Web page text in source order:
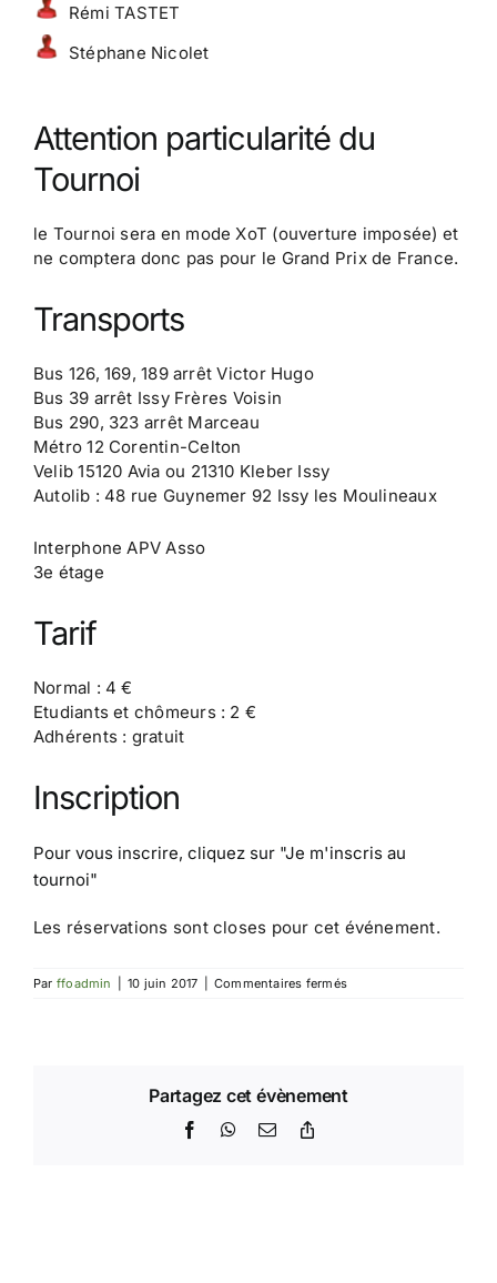
Rémi TASTET
Stéphane Nicolet
Attention particularité du
Tournoi
le Tournoi sera en mode XoT (ouverture imposée) et
ne comptera donc pas pour le Grand Prix de France.
Transports
Bus 126, 169, 189 arrêt Victor Hugo
Bus 39 arrêt Issy Frères Voisin
Bus 290, 323 arrêt Marceau
Métro 12 Corentin-Celton
Velib 15120 Avia ou 21310 Kleber Issy
Autolib : 48 rue Guynemer 92 Issy les Moulineaux
Interphone APV Asso
3e étage
Tarif
Normal : 4 €
Etudiants et chômeurs : 2 €
Adhérents : gratuit
Inscription
Pour vous inscrire, cliquez sur "Je m'inscris au
tournoi"
Les réservations sont closes pour cet événement.
Par ffoadmin 10 juin 2017 Commentaires fermés
Partagez cet évènement
FacebookWhatsApp
Email